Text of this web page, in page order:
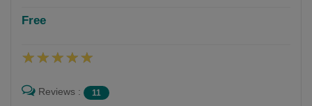
Free
Reviews : 11